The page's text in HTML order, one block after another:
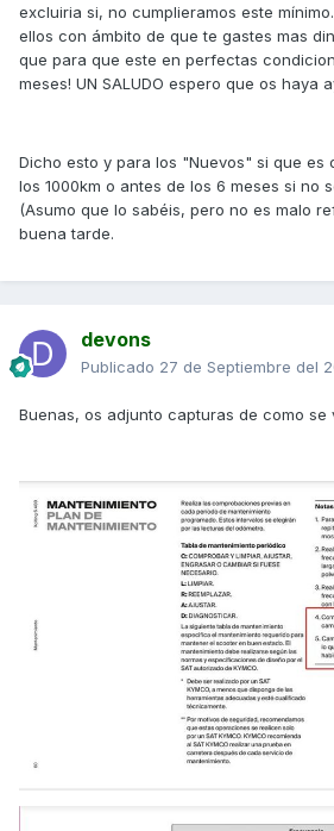
excluiria si, no cumplieramos este
ellos con ámbito de que te gastes mas
que para que este en perfectas
meses! UN SALUDO espero que os haya
Dicho esto y para los "Nuevos" si que es
los 1000km o antes de los 6 meses si no
(Asumo que lo sabéis, pero no es malo
buena tarde.
devons
Publicado 27 de Septiembre del
Buenas, os adjunto capturas de como se